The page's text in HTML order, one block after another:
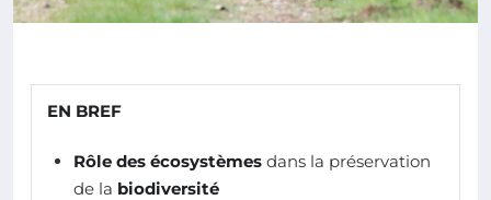
EN BREF
Rôle des écosystèmes dans la préservation
de la biodiversité